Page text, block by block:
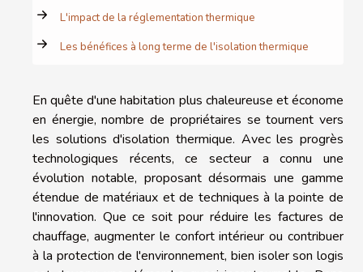
L'impact de la réglementation thermique
Les bénéfices à long terme de l'isolation thermique
En quête d'une habitation plus chaleureuse et économe
en énergie, nombre de propriétaires se tournent vers
les solutions d'isolation thermique. Avec les progrès
technologiques récents, ce secteur a connu une
évolution notable, proposant désormais une gamme
étendue de matériaux et de techniques à la pointe de
l'innovation. Que ce soit pour réduire les factures de
chauffage, augmenter le confort intérieur ou contribuer
à la protection de l'environnement, bien isoler son logis